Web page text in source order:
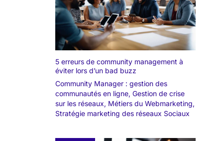
5 erreurs de community management à
éviter lors d’un bad buzz
Community Manager : gestion des
communautés en ligne, Gestion de crise
sur les réseaux, Métiers du Webmarketing,
Stratégie marketing des réseaux Sociaux